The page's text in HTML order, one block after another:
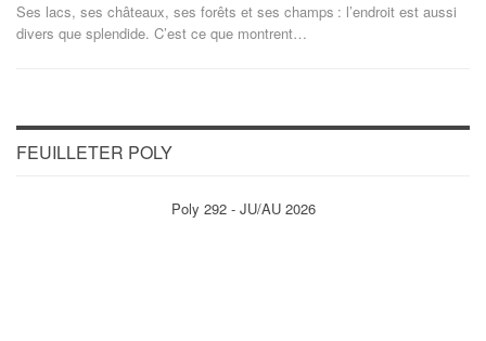
Ses lacs, ses châteaux, ses forêts et ses champs : l’endroit est aussi
divers que splendide. C’est ce que montrent…
FEUILLETER POLY
Poly 292 - JU/AU 2026